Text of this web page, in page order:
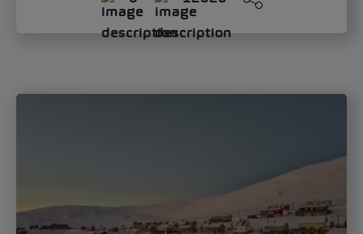
«Modern Solid»: comment le Škoda Epiq
définit le nouveau visage de la marque
Voiture & technologie
0 259